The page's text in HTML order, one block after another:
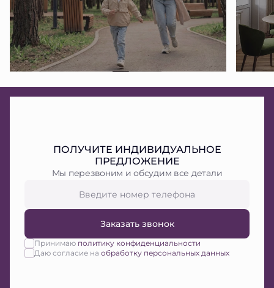
ПОЛУЧИТЕ ИНДИВИДУАЛЬНОЕ
ПРЕДЛОЖЕНИЕ
Мы перезвоним и обсудим все детали
Заказать звонок
Принимаю политику конфиденциальности
Даю согласие на обработку персональных данных